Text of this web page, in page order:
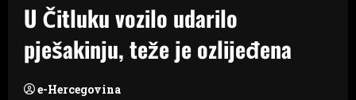
U Čitluku vozilo udarilo
pješakinju, teže je ozlijeđena
e-Hercegovina